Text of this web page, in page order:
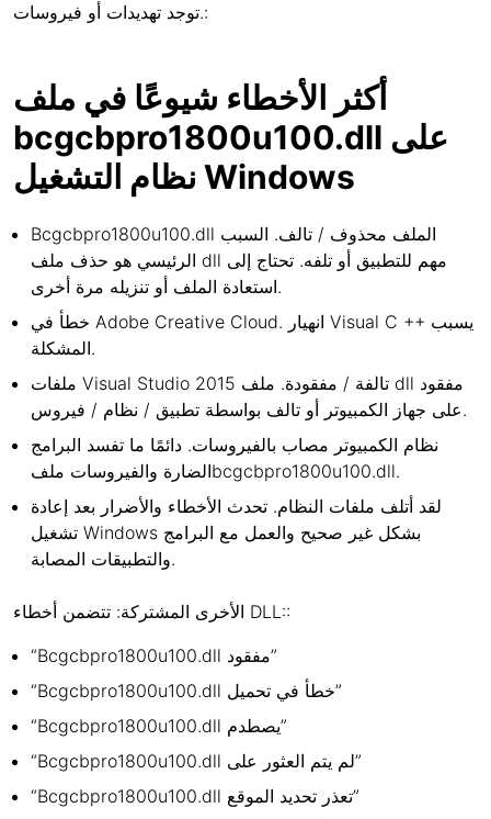
توجد تهديدات أو فيروسات.:
أكثر الأخطاء شيوعًا في ملف
bcgcbpro1800u100.dll على
نظام التشغيل Windows
Bcgcbpro1800u100.dll الملف محذوف / تالف. السبب
الرئيسي هو حذف ملف dll مهم للتطبيق أو تلفه. تحتاج إلى
استعادة الملف أو تنزيله مرة أخرى.
خطأ في Adobe Creative Cloud. انهيار Visual C ++ يسبب
المشكلة.
ملفات Visual Studio 2015 تالفة / مفقودة. ملف dll مفقود
على جهاز الكمبيوتر أو تالف بواسطة تطبيق / نظام / فيروس.
نظام الكمبيوتر مصاب بالفيروسات. دائمًا ما تفسد البرامج
الضارة والفيروسات ملفbcgcbpro1800u100.dll.
لقد أتلف ملفات النظام. تحدث الأخطاء والأضرار بعد إعادة
تشغيل Windows بشكل غير صحيح والعمل مع البرامج
والتطبيقات المصابة.
الأخرى المشتركة: تتضمن أخطاء DLL::
“Bcgcbpro1800u100.dll مفقود”
“Bcgcbpro1800u100.dll خطأ في تحميل”
“Bcgcbpro1800u100.dll يصطدم”
“Bcgcbpro1800u100.dll لم يتم العثور على”
“Bcgcbpro1800u100.dll تعذر تحديد الموقع”